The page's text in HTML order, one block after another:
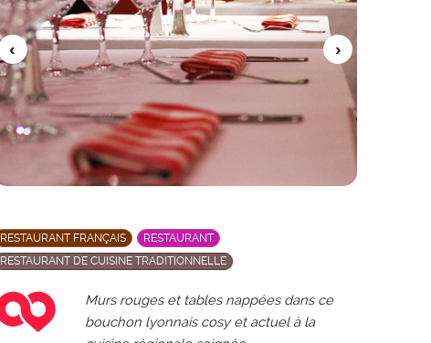
RESTAURANT FRANÇAIS
RESTAURANT
RESTAURANT DE CUISINE TRADITIONNELLE
Murs rouges et tables nappées dans ce
bouchon lyonnais cosy et actuel à la